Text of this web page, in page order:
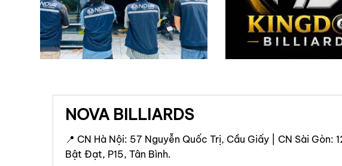
NOVA BILLIARDS
📍 CN Hà Nội: 57 Nguyễn Quốc Trị, Cầu Giấy | CN Sài Gòn:
Bật Đạt, P15, Tân Bình.